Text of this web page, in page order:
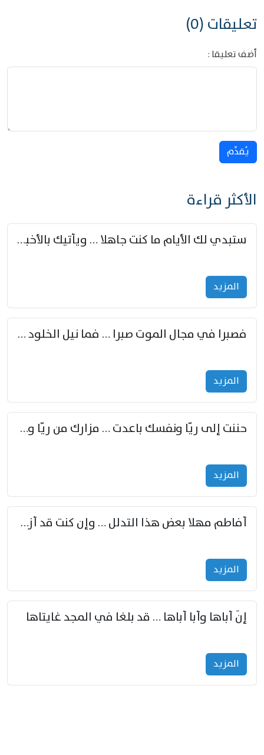
تعليقات (0)
أضف تعليقا :
يُقدِّم
الأكثر قراءة
ستبدي لك الأيام ما كنت جاهلا … ويأتيك بالأخبار من لم تزوّد
المزید
فصبرا في مجال الموت صبرا … فما نيل الخلود بمستطاع
المزید
حننت إلى ريّا ونفسك باعدت … مزارك من ريّا وشعباكما معا
المزید
أفاطم مهلا بعض هذا التدلل … وإن كنت قد أزمعت صرمي فأجملي
المزید
إنّ أباها وأبا أباها … قد بلغا في المجد غايتاها
المزید